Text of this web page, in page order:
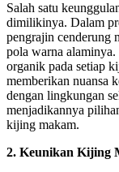
Salah satu
dimilikinya. Dalam
pengrajin cenderung
pola warna
organik pada setiap
memberikan nuansa
dengan lingkungan
menjadikannya
kijing makam.
2. Keunikan Kijing